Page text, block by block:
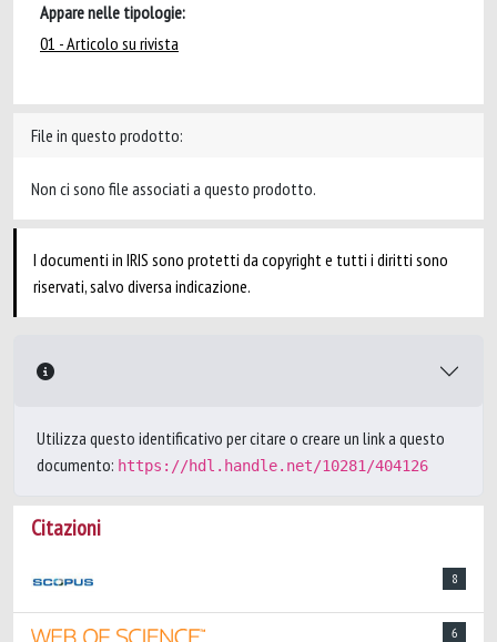
Appare nelle tipologie:
01 - Articolo su rivista
File in questo prodotto:
Non ci sono file associati a questo prodotto.
I documenti in IRIS sono protetti da copyright e tutti i diritti sono
riservati, salvo diversa indicazione.
Utilizza questo identificativo per citare o creare un link a questo
documento: https://hdl.handle.net/10281/404126
Citazioni
8
6